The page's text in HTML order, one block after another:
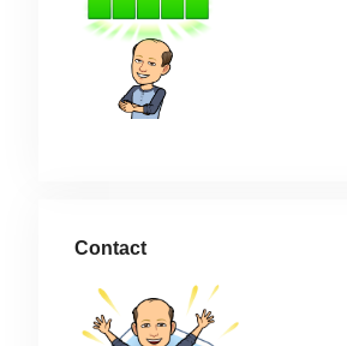
Contact